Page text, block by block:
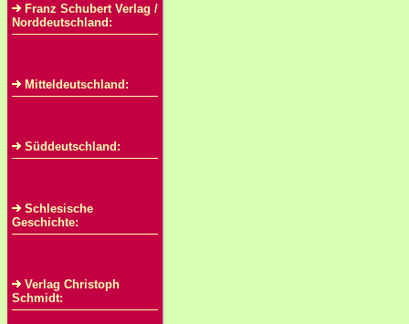
Franz Schubert Verlag /
Norddeutschland:
Mitteldeutschland:
Süddeutschland:
Schlesische
Geschichte:
Verlag Christoph
Schmidt: